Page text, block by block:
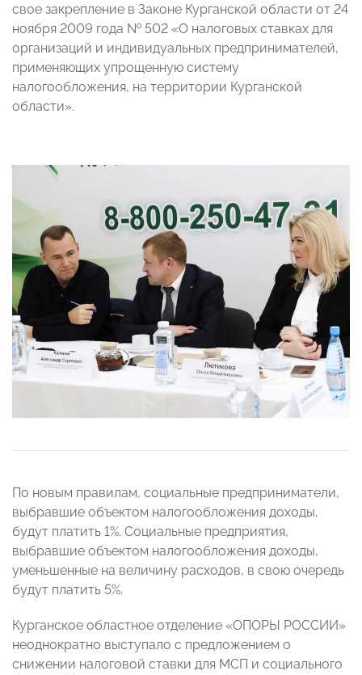
свое закрепление в Законе Курганской области от 24
ноября 2009 года № 502 «О налоговых ставках для
организаций и индивидуальных предпринимателей,
применяющих упрощенную систему
налогообложения, на территории Курганской
области».
По новым правилам, социальные предприниматели,
выбравшие объектом налогообложения доходы,
будут платить 1%. Социальные предприятия,
выбравшие объектом налогообложения доходы,
уменьшенные на величину расходов, в свою очередь
будут платить 5%.
Курганское областное отделение «ОПОРЫ РОССИИ»
неоднократно выступало с предложением о
снижении налоговой ставки для МСП и социального